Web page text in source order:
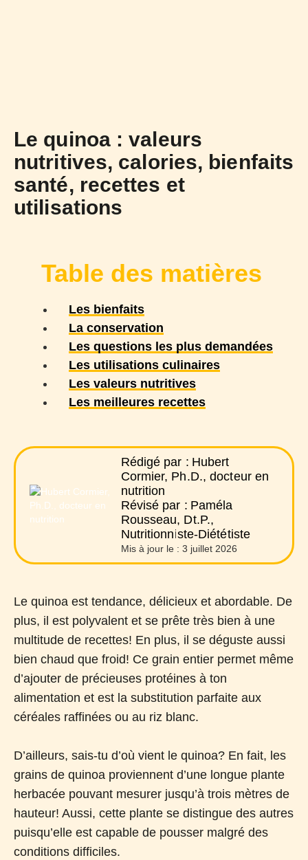
Le quinoa : valeurs
nutritives, calories, bienfaits
santé, recettes et
utilisations
Table des matières
Les bienfaits
La conservation
Les questions les plus demandées
Les utilisations culinaires
Les valeurs nutritives
Les meilleures recettes
Rédigé par : Hubert
Cormier, Ph.D., docteur en
nutrition
Révisé par : Paméla
Rousseau, Dt.P.,
Nutritionniste-Diététiste
Mis à jour le : 3 juillet 2026
Le quinoa est tendance, délicieux et abordable. De
plus, il est polyvalent et se prête très bien à une
multitude de recettes! En plus, il se déguste aussi
bien chaud que froid! Ce grain entier permet même
d’ajouter de précieuses protéines à ton
alimentation et est la substitution parfaite aux
céréales raffinées ou au riz blanc.
D’ailleurs, sais-tu d’où vient le quinoa? En fait, les
grains de quinoa proviennent d’une longue plante
herbacée pouvant mesurer jusqu’à trois mètres de
hauteur! Aussi, cette plante se distingue des autres
puisqu’elle est capable de pousser malgré des
conditions difficiles.